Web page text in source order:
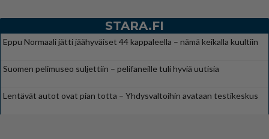
STARA.FI
Eppu Normaali jätti jäähyväiset 44 kappaleella – nämä keikalla kuultiin
Suomen pelimuseo suljettiin – pelifaneille tuli hyviä uutisia
Lentävät autot ovat pian totta – Yhdysvaltoihin avataan testikeskus